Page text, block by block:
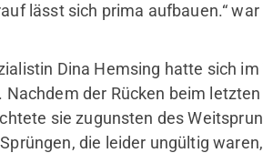
lässt sich prima aufbauen.“
Dina Hemsing hatte sich
Nachdem der Rücken beim
sie zugunsten des
die leider ungültig